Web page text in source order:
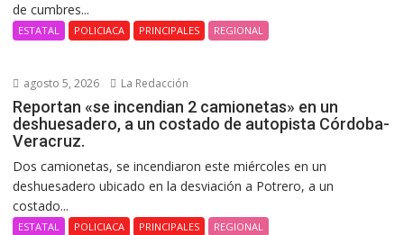
de cumbres...
ESTATAL POLICIACA PRINCIPALES REGIONAL
agosto 5, 2026 La Redacción
Reportan «se incendian 2 camionetas» en un
deshuesadero, a un costado de autopista Córdoba-
Veracruz.
Dos camionetas, se incendiaron este miércoles en un
deshuesadero ubicado en la desviación a Potrero, a un
costado...
ESTATAL POLICIACA PRINCIPALES REGIONAL